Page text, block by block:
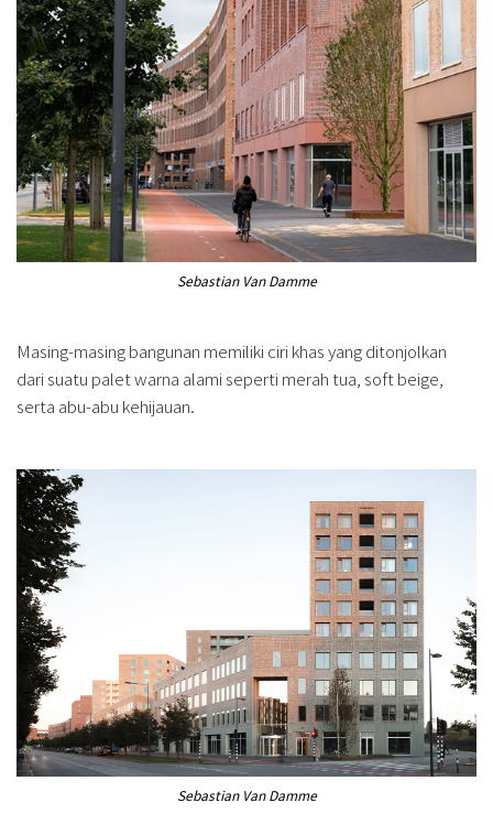
Sebastian Van Damme
Masing-masing bangunan memiliki ciri khas yang ditonjolkan
dari suatu palet warna alami seperti merah tua, soft beige,
serta abu-abu kehijauan.
Sebastian Van Damme